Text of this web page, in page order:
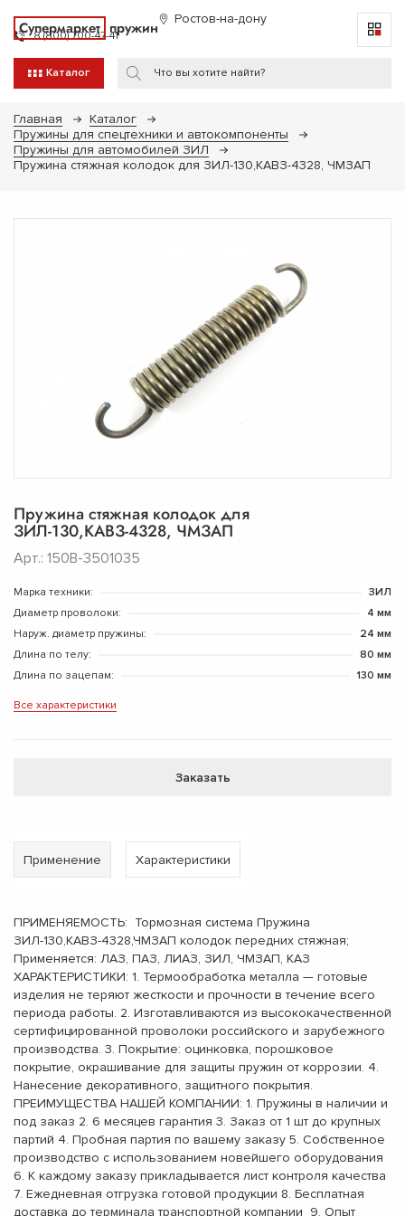
Супермаркет пружин Ростов-на-дону
8 (800) 700-47-41
Каталог
Главная
Каталог
Пружины для спецтехники и автокомпоненты
Пружины для автомобилей ЗИЛ
Пружина стяжная колодок для ЗИЛ-130,КАВЗ-4328, ЧМЗАП
Пружина стяжная колодок для
ЗИЛ-130,КАВЗ-4328, ЧМЗАП
Арт.: 150В-3501035
Марка техники:
ЗИЛ
Диаметр проволоки:
4 мм
Наруж. диаметр пружины:
24 мм
Длина по телу:
80 мм
Длина по зацепам:
130 мм
Все характеристики
Заказать
Применение Характеристики
ПРИМЕНЯЕМОСТЬ: Тормозная система Пружина
ЗИЛ-130,КАВЗ-4328,ЧМЗАП колодок передних стяжная;
Применяется: ЛАЗ, ПАЗ, ЛИАЗ, ЗИЛ, ЧМЗАП, КАЗ
ХАРАКТЕРИСТИКИ: 1. Термообработка металла — готовые
изделия не теряют жесткости и прочности в течение всего
периода работы. 2. Изготавливаются из высококачественной
сертифицированной проволоки российского и зарубежного
производства. 3. Покрытие: оцинковка, порошковое
покрытие, окрашивание для защиты пружин от коррозии. 4.
Нанесение декоративного, защитного покрытия.
ПРЕИМУЩЕСТВА НАШЕЙ КОМПАНИИ: 1. Пружины в наличии и
под заказ 2. 6 месяцев гарантия 3. Заказ от 1 шт до крупных
партий 4. Пробная партия по вашему заказу 5. Собственное
производство с использованием новейшего оборудования
6. К каждому заказу прикладывается лист контроля качества
7. Ежедневная отгрузка готовой продукции 8. Бесплатная
доставка до терминала транспортной компании 9. Опыт